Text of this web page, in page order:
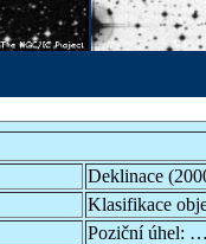
Deklinace
Klasifikace
Poziční úhel: …